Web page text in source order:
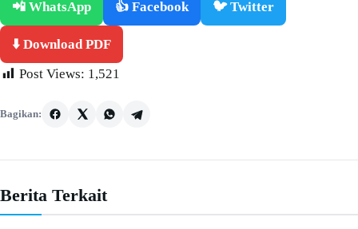
📲 WhatsApp 👍 Facebook 🐦 Twitter
⬇️ Download PDF
Post Views: 1,521
Bagikan:
Berita Terkait